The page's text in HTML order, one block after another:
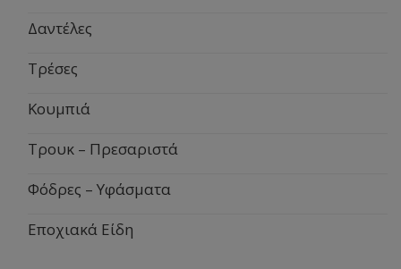
Δαντέλες
Τρέσες
Κουμπιά
Τρουκ – Πρεσαριστά
Φόδρες – Υφάσματα
Εποχιακά Είδη